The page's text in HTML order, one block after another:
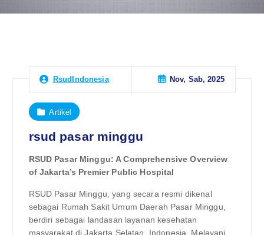
RsudIndonesia Nov, Sab, 2025
Artikel
rsud pasar minggu
RSUD Pasar Minggu: A Comprehensive Overview
of Jakarta’s Premier Public Hospital
RSUD Pasar Minggu, yang secara resmi dikenal
sebagai Rumah Sakit Umum Daerah Pasar Minggu,
berdiri sebagai landasan layanan kesehatan
masyarakat di Jakarta Selatan, Indonesia. Melayani